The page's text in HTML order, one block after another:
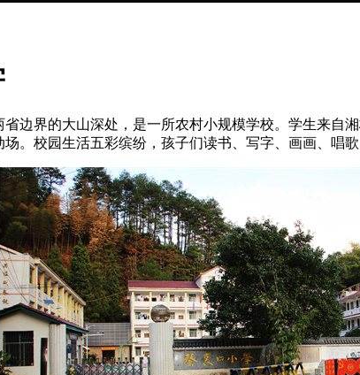
界的大山深处，是一所农村小规模学校。学生来自
。校园生活五彩缤纷，孩子们读书、写字、画画、唱